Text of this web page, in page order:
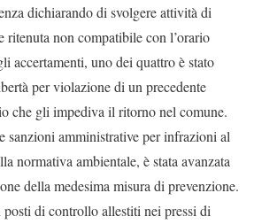
dichiarando di svolgere attività di
ritenuta non compatibile con l’orario
accertamenti, uno dei quattro è stato
per violazione di un precedente
che gli impediva il ritorno nel comune.
sanzioni amministrative per infrazioni al
normativa ambientale, è stata avanzata
della medesima misura di prevenzione.
di controllo allestiti nei pressi di